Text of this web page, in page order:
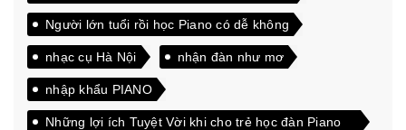
Người lớn tuổi rồi học Piano có dễ không
nhạc cụ Hà Nội nhận đàn như mơ
nhập khẩu PIANO
Những lợi ích Tuyệt Vời khi cho trẻ học đàn Piano